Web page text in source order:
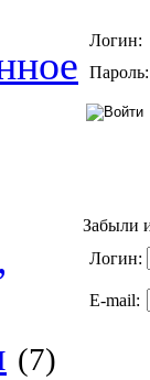
(7)
Логин:
Пароль:
Забыли
Логин:
E-mail: